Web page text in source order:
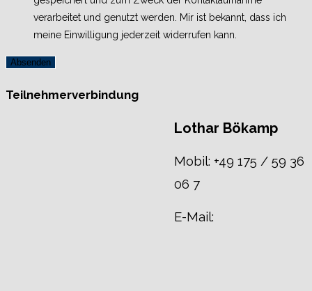
verarbeitet und genutzt werden. Mir ist bekannt, dass ich
meine Einwilligung jederzeit widerrufen kann.
Absenden
Teilnehmerverbindung
Lothar Bökamp
Mobil: +49 175 / 59 36
06 7
E-Mail: